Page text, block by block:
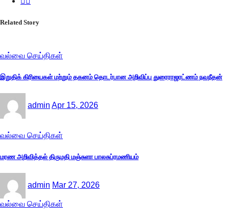
Related Story
வல்வை செய்திகள்
இறுதிக் கிரியைகள் மற்றும் தகனம் தொடர்பான அறிவிப்பு துரைராஜரட்ணம் நவநீதன்
admin Apr 15, 2026
வல்வை செய்திகள்
மரண அறிவித்தல் திருமதி மஞ்சுளா பாலசுப்ரமணியம்
admin Mar 27, 2026
வல்வை செய்திகள்